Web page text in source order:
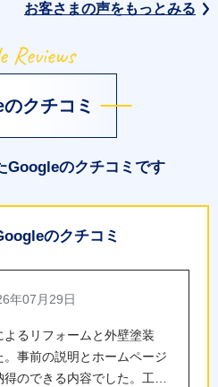
お客さまの声をもっとみる
クチコミ
Googleのクチコミです
のクチコミ
年07月29日
るリフォームと外壁塗装
事前の説明とホームページ
のできる内容でした。工事